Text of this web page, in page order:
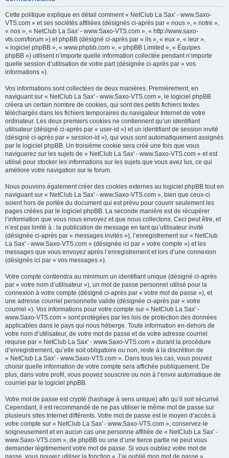
h
Cette politique explique en détail comment « NetClub La Sax' - www.Saxo-
VTS.com » et ses sociétés affiliées (désignés ci-après par « nous », « notre »,
« nos », « NetClub La Sax' - www.Saxo-VTS.com », « http://www.saxo-
vts.com/forum ») et phpBB (désigné ci-après par « ils », « eux », « leur »,
« logiciel phpBB », « www.phpbb.com », « phpBB Limited », « Équipes
phpBB ») utilisent n’importe quelle information collectée pendant n’importe
quelle session d’utilisation de votre part (désignée ci-après par « vos
informations »).
Vos informations sont collectées de deux manières. Premièrement, en
naviguant sur « NetClub La Sax' - www.Saxo-VTS.com », le logiciel phpBB
créera un certain nombre de cookies, qui sont des petits fichiers textes
téléchargés dans les fichiers temporaires du navigateur Internet de votre
ordinateur. Les deux premiers cookies ne contiennent qu’un identifiant
utilisateur (désigné ci-après par « user-id ») et un identifiant de session invité
(désigné ci-après par « session-id »), qui vous sont automatiquement assignés
par le logiciel phpBB. Un troisième cookie sera créé une fois que vous
naviguerez sur les sujets de « NetClub La Sax' - www.Saxo-VTS.com » et est
utilisé pour stocker les informations sur les sujets que vous avez lus, ce qui
améliore votre navigation sur le forum.
Nous pouvons également créer des cookies externes au logiciel phpBB tout en
naviguant sur « NetClub La Sax' - www.Saxo-VTS.com », bien que ceux-ci
soient hors de portée du document qui est prévu pour couvrir seulement les
pages créées par le logiciel phpBB. La seconde manière est de récupérer
l’information que vous nous envoyez et que nous collectons. Ceci peut être, et
n’est pas limité à : la publication de message en tant qu’utilisateur invité
(désignée ci-après par « messages invités »), l’enregistrement sur « NetClub
La Sax' - www.Saxo-VTS.com » (désignée ici par « votre compte ») et les
messages que vous envoyez après l’enregistrement et lors d’une connexion
(désignés ici par « vos messages »).
Votre compte contiendra au minimum un identifiant unique (désigné ci-après
par « votre nom d’utilisateur »), un mot de passe personnel utilisé pour la
connexion à votre compte (désigné ci-après par « votre mot de passe »), et
une adresse courriel personnelle valide (désignée ci-après par « votre
courriel »). Vos informations pour votre compte sur « NetClub La Sax' -
www.Saxo-VTS.com » sont protégées par les lois de protection des données
applicables dans le pays qui nous héberge. Toute information en-dehors de
votre nom d’utilisateur, de votre mot de passe et de votre adresse courriel
requise par « NetClub La Sax' - www.Saxo-VTS.com » durant la procédure
d’enregistrement, qu’elle soit obligatoire ou non, reste à la discrétion de
« NetClub La Sax' - www.Saxo-VTS.com ». Dans tous les cas, vous pouvez
choisir quelle information de votre compte sera affichée publiquement. De
plus, dans votre profil, vous pouvez souscrire ou non à l’envoi automatique de
courriel par le logiciel phpBB.
Votre mot de passe est crypté (hashage à sens unique) afin qu’il soit sécurisé.
Cependant, il est recommandé de ne pas utiliser le même mot de passe sur
plusieurs sites Internet différents. Votre mot de passe est le moyen d’accès à
votre compte sur « NetClub La Sax' - www.Saxo-VTS.com », conservez-le
soigneusement et en aucun cas une personne affiliée de « NetClub La Sax' -
www.Saxo-VTS.com », de phpBB ou une d’une tierce partie ne peut vous
demander légitimement votre mot de passe. Si vous oubliez votre mot de
passe, vous pouvez utiliser la fonction « J’ai oublié mon mot de passe »